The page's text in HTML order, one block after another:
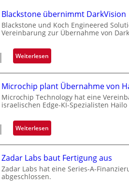
Blackstone übernimmt DarkVision
Blackstone und Koch Engineered
Vereinbarung zur Übernahme von
Weiterlesen:
B
l
a
c
k
t
o
n
e
ü
b
Microchip plant Übernahme von
Microchip Technology hat eine
israelischen Edge-KI-Spezialisten
Weiterlesen:
M
i
c
r
o
Zadar Labs baut Fertigung aus
Zadar Labs hat eine Series-A-
abgeschlossen.